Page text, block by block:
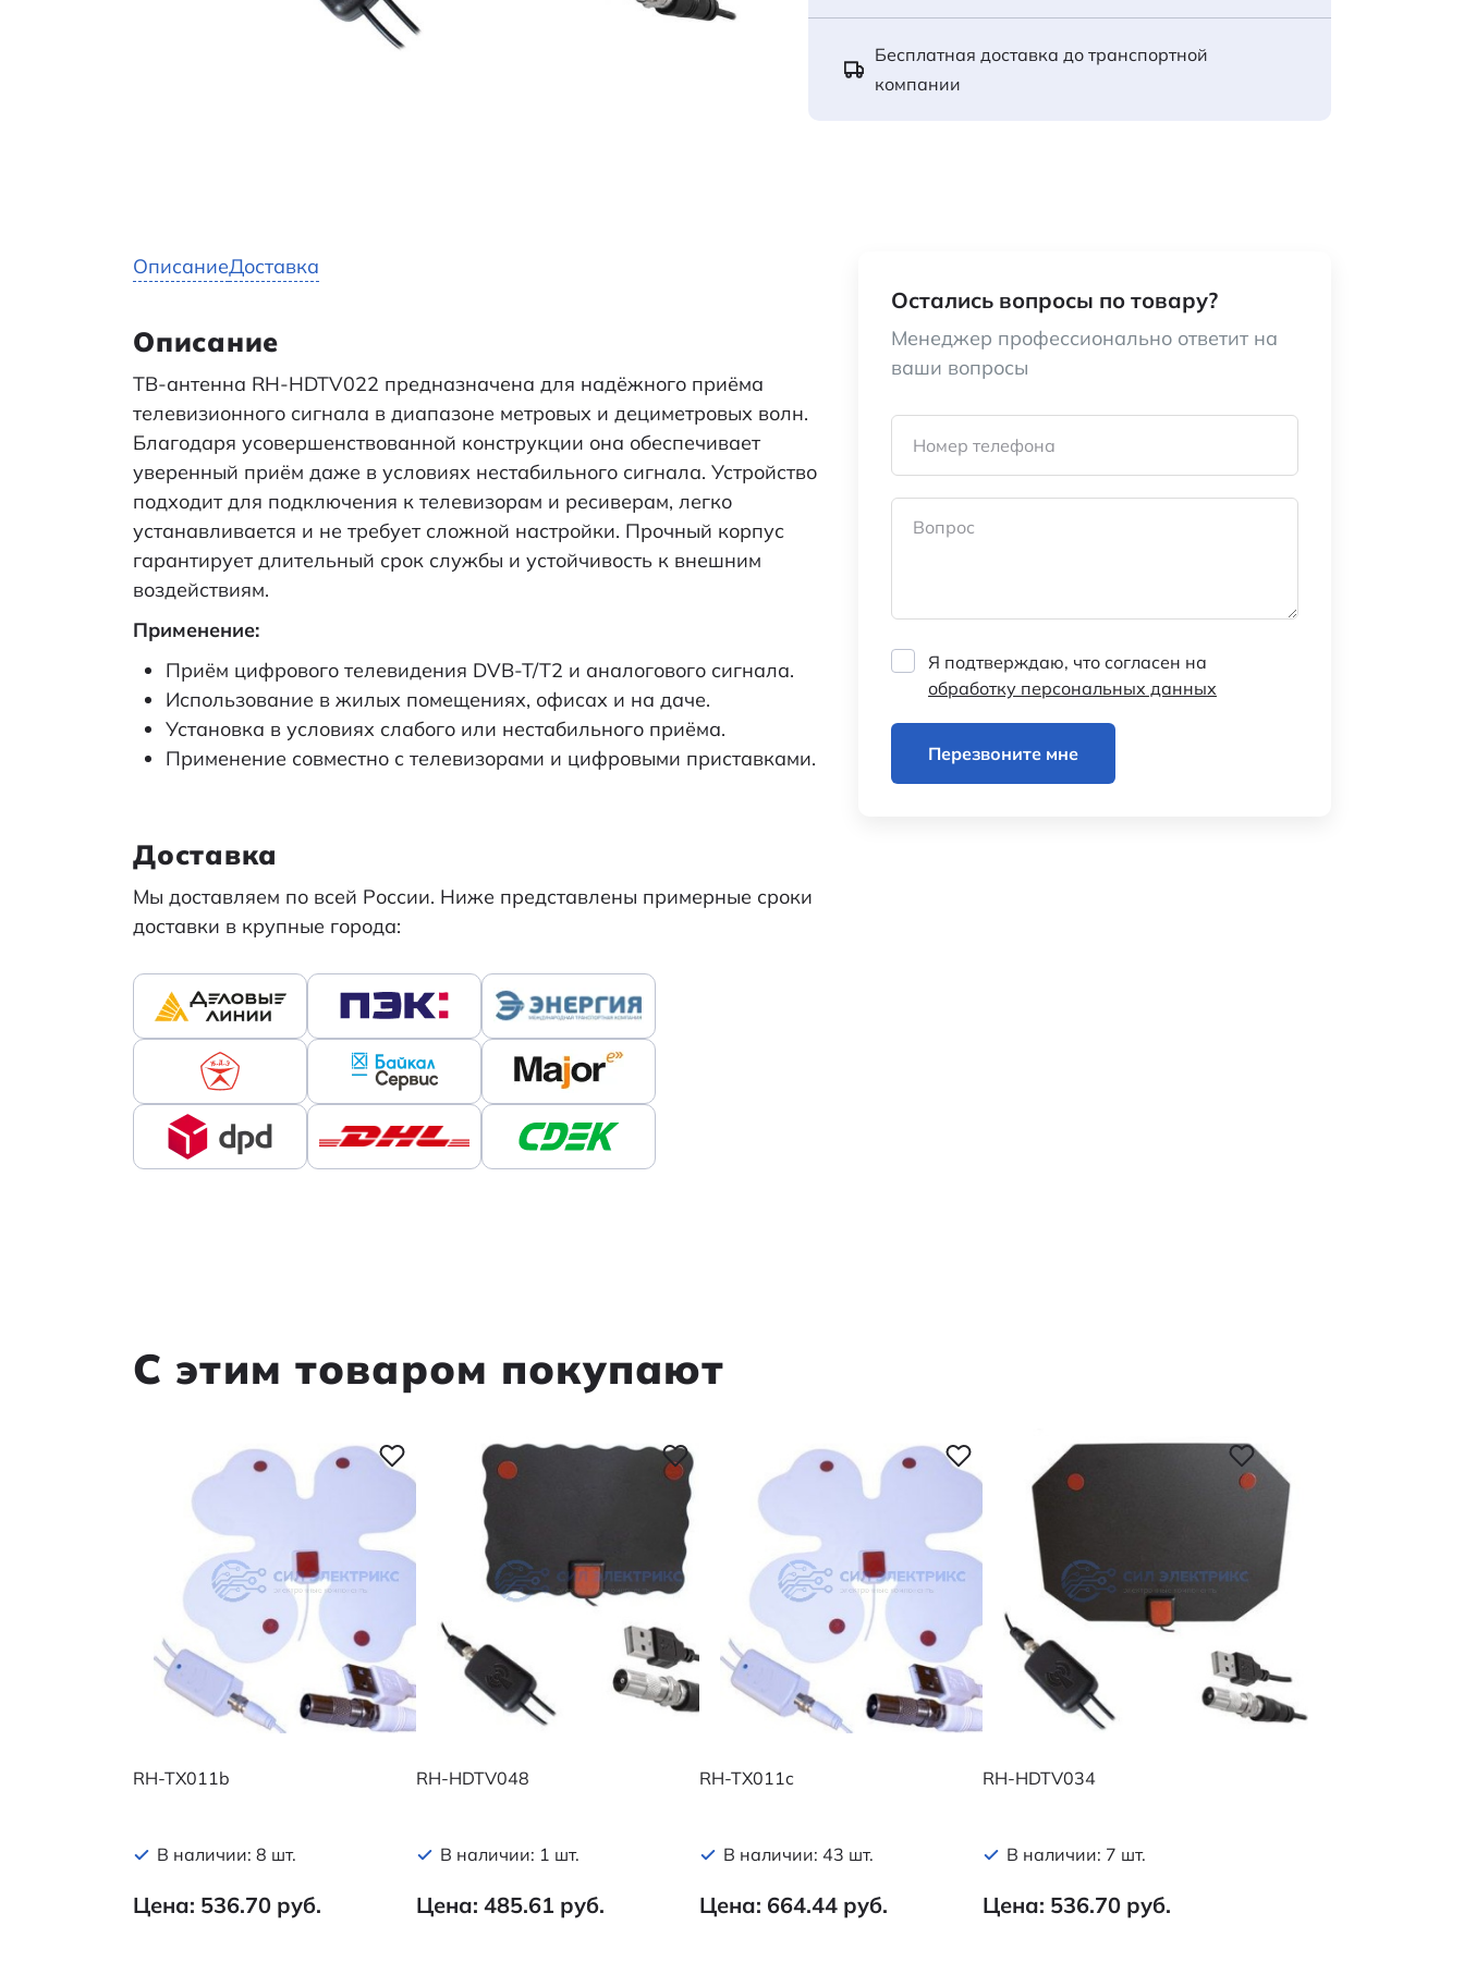
Бесплатная доставка до транспортной
компании
ОписаниеДоставка
Описание
ТВ-антенна RH-HDTV022 предназначена для надёжного приёма
телевизионного сигнала в диапазоне метровых и дециметровых волн.
Благодаря усовершенствованной конструкции она обеспечивает
уверенный приём даже в условиях нестабильного сигнала. Устройство
подходит для подключения к телевизорам и ресиверам, легко
устанавливается и не требует сложной настройки. Прочный корпус
гарантирует длительный срок службы и устойчивость к внешним
воздействиям.
Применение:
Приём цифрового телевидения DVB-T/T2 и аналогового сигнала.
Использование в жилых помещениях, офисах и на даче.
Установка в условиях слабого или нестабильного приёма.
Применение совместно с телевизорами и цифровыми приставками.
Доставка
Мы доставляем по всей России. Ниже представлены примерные сроки
доставки в крупные города:
Остались вопросы по товару?
Менеджер профессионально ответит на
ваши вопросы
Номер телефона
Вопрос
Я подтверждаю, что согласен на
обработку персональных данных
Перезвоните мне
С этим товаром покупают
RH-TX011b
В наличии: 8 шт.
Цена: 536.70 руб.
RH-HDTV048
В наличии: 1 шт.
Цена: 485.61 руб.
RH-TX011c
В наличии: 43 шт.
Цена: 664.44 руб.
RH-HDTV034
В наличии: 7 шт.
Цена: 536.70 руб.